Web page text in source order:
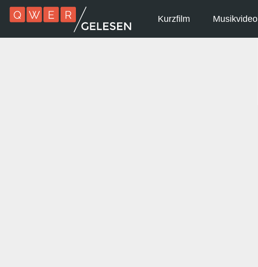
Kurzfilm Musikvideo